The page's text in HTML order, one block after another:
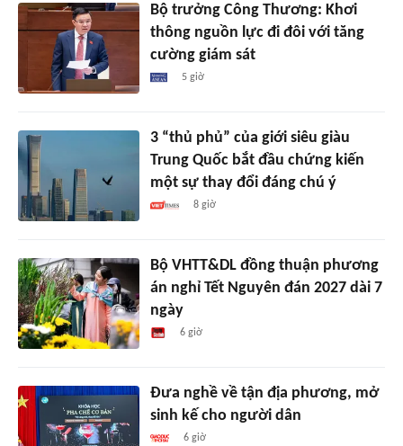
Bộ trưởng Công Thương: Khơi
thông nguồn lực đi đôi với tăng
cường giám sát
5 giờ
3 “thủ phủ” của giới siêu giàu
Trung Quốc bắt đầu chứng kiến
một sự thay đổi đáng chú ý
8 giờ
Bộ VHTT&DL đồng thuận phương
án nghỉ Tết Nguyên đán 2027 dài 7
ngày
6 giờ
Đưa nghề về tận địa phương, mở
sinh kế cho người dân
6 giờ